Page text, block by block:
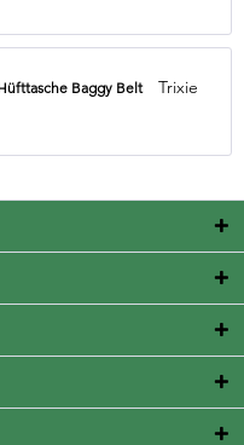
Baggy Belt
Trixie